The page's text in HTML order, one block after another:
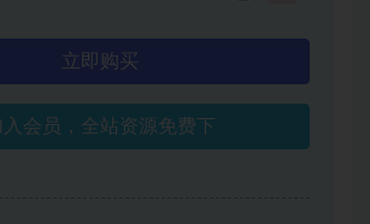
立即购买
入会员，全站资源免费下